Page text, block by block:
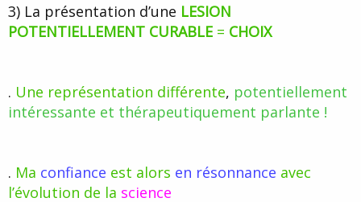
3) La présentation d’une LESION
POTENTIELLEMENT CURABLE = CHOIX
. Une représentation différente, potentiellement
intéressante et thérapeutiquement parlante !
. Ma confiance est alors en résonnance avec
l’évolution de la science